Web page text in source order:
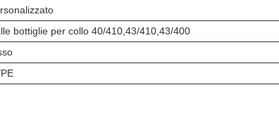
bottiglie per collo 40/410,43/410,43/400